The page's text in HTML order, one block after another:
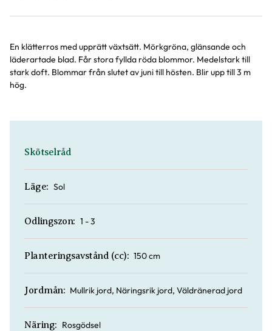
En klätterros med upprätt växtsätt. Mörkgröna, glänsande och
läderartade blad. Får stora fyllda röda blommor. Medelstark till
stark doft. Blommar från slutet av juni till hösten. Blir upp till 3 m
hög.
Skötselråd
Läge: Sol
Odlingszon: 1 - 3
Planteringsavstånd (cc): 150 cm
Jordmån: Mullrik jord, Näringsrik jord, Väldränerad jord
Näring: Rosgödsel